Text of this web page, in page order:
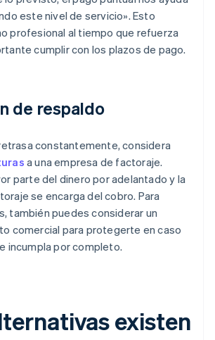
este nivel de servicio». Esto
profesional al tiempo que refuerza
cumplir con los plazos de pago.
de respaldo
constantemente, considera
a una empresa de factoraje.
parte del dinero por adelantado y la
se encarga del cobro. Para
también puedes considerar un
comercial para protegerte en caso
incumpla por completo.
existen